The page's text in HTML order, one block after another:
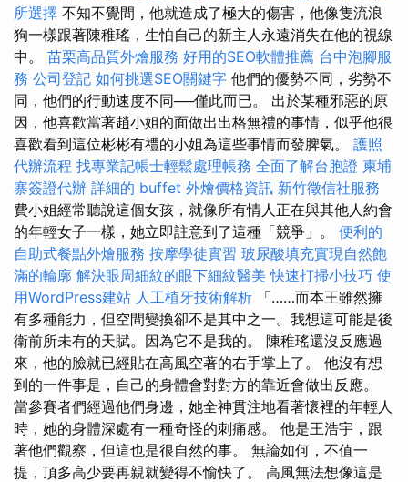
所選擇 不知不覺間，他就造成了極大的傷害，他像隻流浪
狗一樣跟著陳稚瑤，生怕自己的新主人永遠消失在他的視線
中。 苗栗高品質外燴服務 好用的SEO軟體推薦 台中泡腳服
務 公司登記 如何挑選SEO關鍵字 他們的優勢不同，劣勢不
同，他們的行動速度不同──僅此而已。 出於某種邪惡的原
因，他喜歡當著趙小姐的面做出出格無禮的事情，似乎他很
喜歡看到這位彬彬有禮的小姐為這些事情而發脾氣。 護照
代辦流程 找專業記帳士輕鬆處理帳務 全面了解台胞證 柬埔
寨簽證代辦 詳細的 buffet 外燴價格資訊 新竹徵信社服務
費小姐經常聽說這個女孩，就像所有情人正在與其他人約會
的年輕女子一樣，她立即註意到了這種「競爭」。 便利的
自助式餐點外燴服務 按摩學徒實習 玻尿酸填充實現自然飽
滿的輪廓 解決眼周細紋的眼下細紋醫美 快速打掃小技巧 使
用WordPress建站 人工植牙技術解析 「……而本王雖然擁
有多種能力，但空間變換卻不是其中之一。我想這可能是後
衛前所未有的天賦。因為它不是我的。 陳稚瑤還沒反應過
來，他的臉就已經貼在高風空著的右手掌上了。 他沒有想
到的一件事是，自己的身體會對對方的靠近會做出反應。
當參賽者們經過他們身邊，她全神貫注地看著懷裡的年輕人
時，她的身體深處有一種奇怪的刺痛感。 他是王浩宇，跟
著他們觀察，但這也是很自然的事。 無論如何，不值一
提，頂多高少要再親就變得不愉快了。 高風無法想像這是